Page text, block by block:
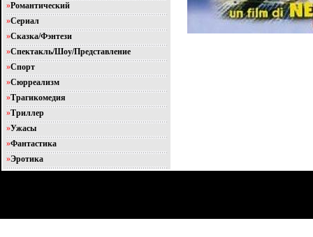
»Романтический
»Сериал
»Сказка/Фэнтези
»Спектакль/Шоу/Представление
»Спорт
»Сюрреализм
»Трагикомедия
»Триллер
»Ужасы
»Фантастика
»Эротика